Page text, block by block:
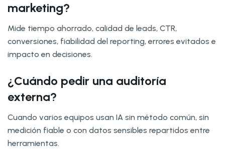
marketing?
Mide tiempo ahorrado, calidad de leads, CTR,
conversiones, fiabilidad del reporting, errores evitados e
impacto en decisiones.
¿Cuándo pedir una auditoría
externa?
Cuando varios equipos usan IA sin método común, sin
medición fiable o con datos sensibles repartidos entre
herramientas.